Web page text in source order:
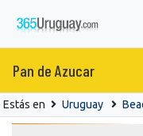
Pan de Azucar
Estás en Uruguay